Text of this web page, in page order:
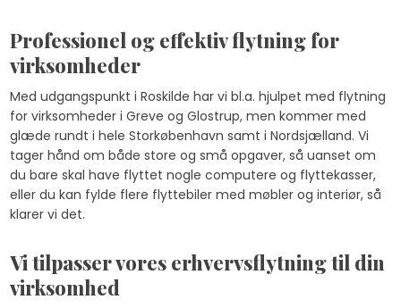
Professionel og effektiv flytning for
virksomheder
Med udgangspunkt i Roskilde har vi bl.a. hjulpet med flytning
for virksomheder i Greve og Glostrup, men kommer med
glæde rundt i hele Storkøbenhavn samt i Nordsjælland. Vi
tager hånd om både store og små opgaver, så uanset om
du bare skal have flyttet nogle computere og flyttekasser,
eller du kan fylde flere flyttebiler med møbler og interiør, så
klarer vi det.
Vi tilpasser vores erhvervsflytning til din
virksomhed